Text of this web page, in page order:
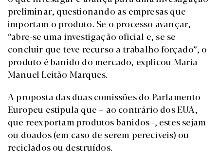
preliminar, questionando as empresas que
importam o produto. Se o processo avançar,
“abre-se uma investigação oficial e, se se
concluir que teve recurso a trabalho forçado”, o
produto é banido do mercado, explicou Maria
Manuel Leitão Marques.
A proposta das duas comissões do Parlamento
Europeu estipula que – ao contrário dos EUA,
que reexportam produtos banidos -, estes sejam
ou doados (em caso de serem perecíveis) ou
reciclados ou destruídos.